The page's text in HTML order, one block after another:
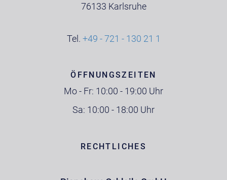
76133 Karlsruhe
Tel. +49 - 721 - 130 21 1
ÖFFNUNGSZEITEN
Mo - Fr: 10:00 - 19:00 Uhr
Sa: 10:00 - 18:00 Uhr
RECHTLICHES